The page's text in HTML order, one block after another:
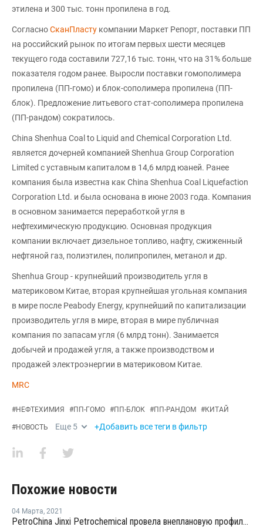
этилена и 300 тыс. тонн пропилена в год.
СогласноСканПласту компании Маркет Репорт, поставки ПП
на российский рынок по итогам первых шести месяцев
текущего года составили 727,16 тыс. тонн, что на 31% больше
показателя годом ранее. Выросли поставки гомополимера
пропилена (ПП-гомо) и блок-сополимера пропилена (ПП-
блок). Предложение литьевого стат-сополимера пропилена
(ПП-рандом) сократилось.
China Shenhua Coal to Liquid and Chemical Corporation Ltd.
является дочерней компанией Shenhua Group Corporation
Limited с уставным капиталом в 14,6 млрд юаней. Ранее
компания была известна как China Shenhua Coal Liquefaction
Corporation Ltd. и была основана в июне 2003 года. Компания
в основном занимается переработкой угля в
нефтехимическую продукцию. Основная продукция
компании включает дизельное топливо, нафту, сжиженный
нефтяной газ, полиэтилен, полипропилен, метанол и др.
Shenhua Group - крупнейший производитель угля в
материковом Китае, вторая крупнейшая угольная компания
в мире после Peabody Energy, крупнейший по капитализации
производитель угля в мире, вторая в мире публичная
компания по запасам угля (6 млрд тонн). Занимается
добычей и продажей угля, а также производством и
продажей электроэнергии в материковом Китае.
MRC
#НЕФТЕХИМИЯ #ПП-ГОМО #ПП-БЛОК #ПП-РАНДОМ #КИТАЙ
#НОВОСТЬ Еще 5 +Добавить все теги в фильтр
Похожие новости
04 Марта, 2021
PetroChina Jinxi Petrochemical провела внеплановую профилактику на заводе ПП в Ляонине